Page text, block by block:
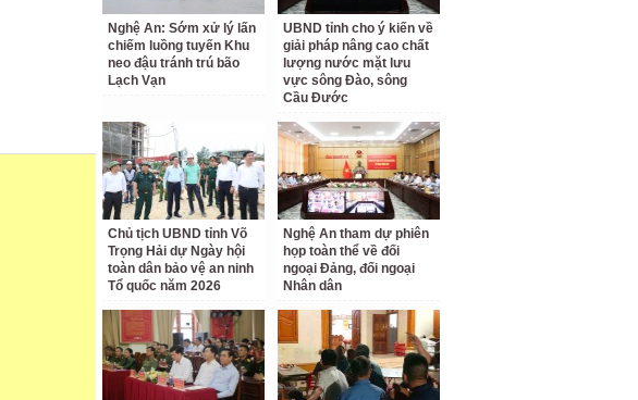
Nghệ An: Sớm xử lý lấn
chiếm luồng tuyến Khu
neo đậu tránh trú bão
Lạch Vạn
UBND tỉnh cho ý kiến về
giải pháp nâng cao chất
lượng nước mặt lưu
vực sông Đào, sông
Cầu Đước
Chủ tịch UBND tỉnh Võ
Trọng Hải dự Ngày hội
toàn dân bảo vệ an ninh
Tổ quốc năm 2026
Nghệ An tham dự phiên
họp toàn thể về đối
ngoại Đảng, đối ngoại
Nhân dân